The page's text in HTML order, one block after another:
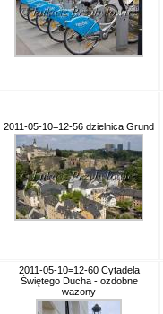
2011-05-10=12-56 dzielnica Grund
2011-05-10=12-60 Cytadela
Świętego Ducha - ozdobne
wazony